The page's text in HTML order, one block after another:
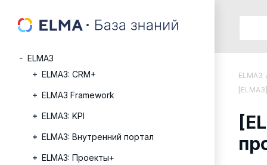
ELMA3
ELMA3: CRM+
ELMA3 Framework
ELMA3: KPI
ELMA3: Внутренний портал
ELMA3: Проекты+
ELMA3